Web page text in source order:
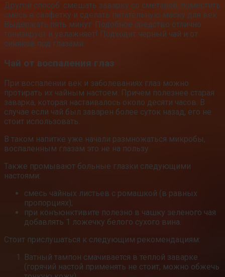
Другой способ: смешать заварку со сметаной, поместить
смесь в салфетку и сделать питательную маску для век.
Выдержать пять минут. Подобное средство отлично
тонизирует и увлажняет! Подходит черный чай и от
синяков под глазами.
Чай от воспаления глаз
При воспалении век и заболеваниях глаз можно
протирать их чайным настоем. Причем полезнее старая
заварка, которая настаивалось около десяти часов. В
случае если чай был заварен более суток назад, его не
стоит использовать.
В таком напитке уже начали размножаться микробы,
воспаленным глазам это не на пользу.
Также промывают больные глазки следующими
настоями:
смесь чайных листьев с ромашкой (в равных
пропорциях);
при конъюнктивите полезно в чашку зеленого чая
добавлять 1 ложечку белого сухого вина.
Стоит прислушаться к следующим рекомендациям:
Ватный тампон смачивается в теплой заварке
(горячий настой применять не стоит, можно обжечь